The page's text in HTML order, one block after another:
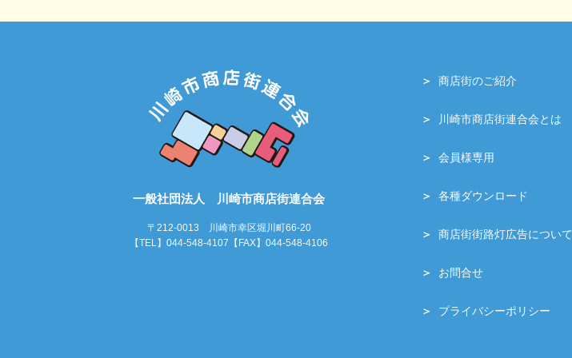
一般社団法人 川崎市商店街連合会
〒212-0013 川崎市幸区堀川町66-20
【TEL】044-548-4107【FAX】044-548-4106
商店街のご紹介
川崎市商店街連合会とは
会員様専用
各種ダウンロード
商店街街路灯広告について
お問合せ
プライバシーポリシー